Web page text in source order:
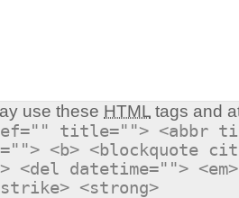
use these HTML tags and
title=""> <abbr
<b> <blockquote
<del datetime="">
<strong>